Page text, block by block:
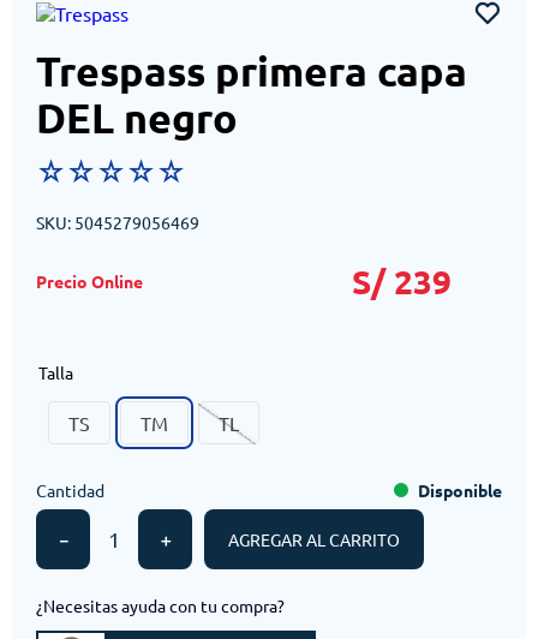
Trespass primera capa
DEL negro
☆☆☆☆☆
SKU: 5045279056469
S/ 239
Talla
TS TM TL
Cantidad
＋
－
Disponible
AGREGAR AL CARRITO
¿Necesitas ayuda con tu compra?